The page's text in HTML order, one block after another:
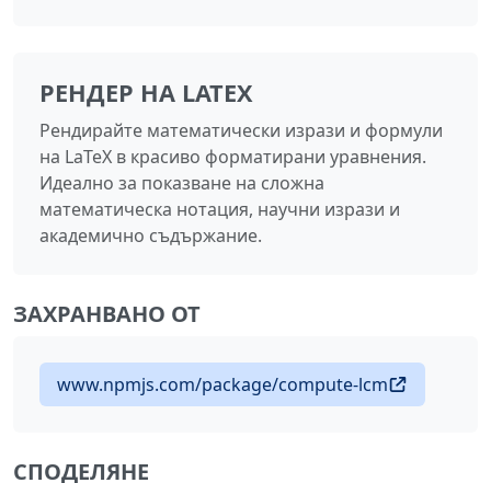
РЕНДЕР НА LATEX
Рендирайте математически изрази и формули
на LaTeX в красиво форматирани уравнения.
Идеално за показване на сложна
математическа нотация, научни изрази и
академично съдържание.
ЗАХРАНВАНО ОТ
www.npmjs.com/package/compute-lcm
СПОДЕЛЯНЕ